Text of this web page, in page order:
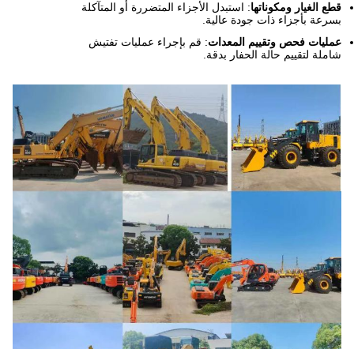
قطع الغيار ومكوناتها: استبدل الأجزاء المتضررة أو المتآكلة
بسرعة بأجزاء ذات جودة عالية.
عمليات فحص وتقييم المعدات: قم بإجراء عمليات تفتيش
شاملة لتقييم حالة الحفار بدقة.